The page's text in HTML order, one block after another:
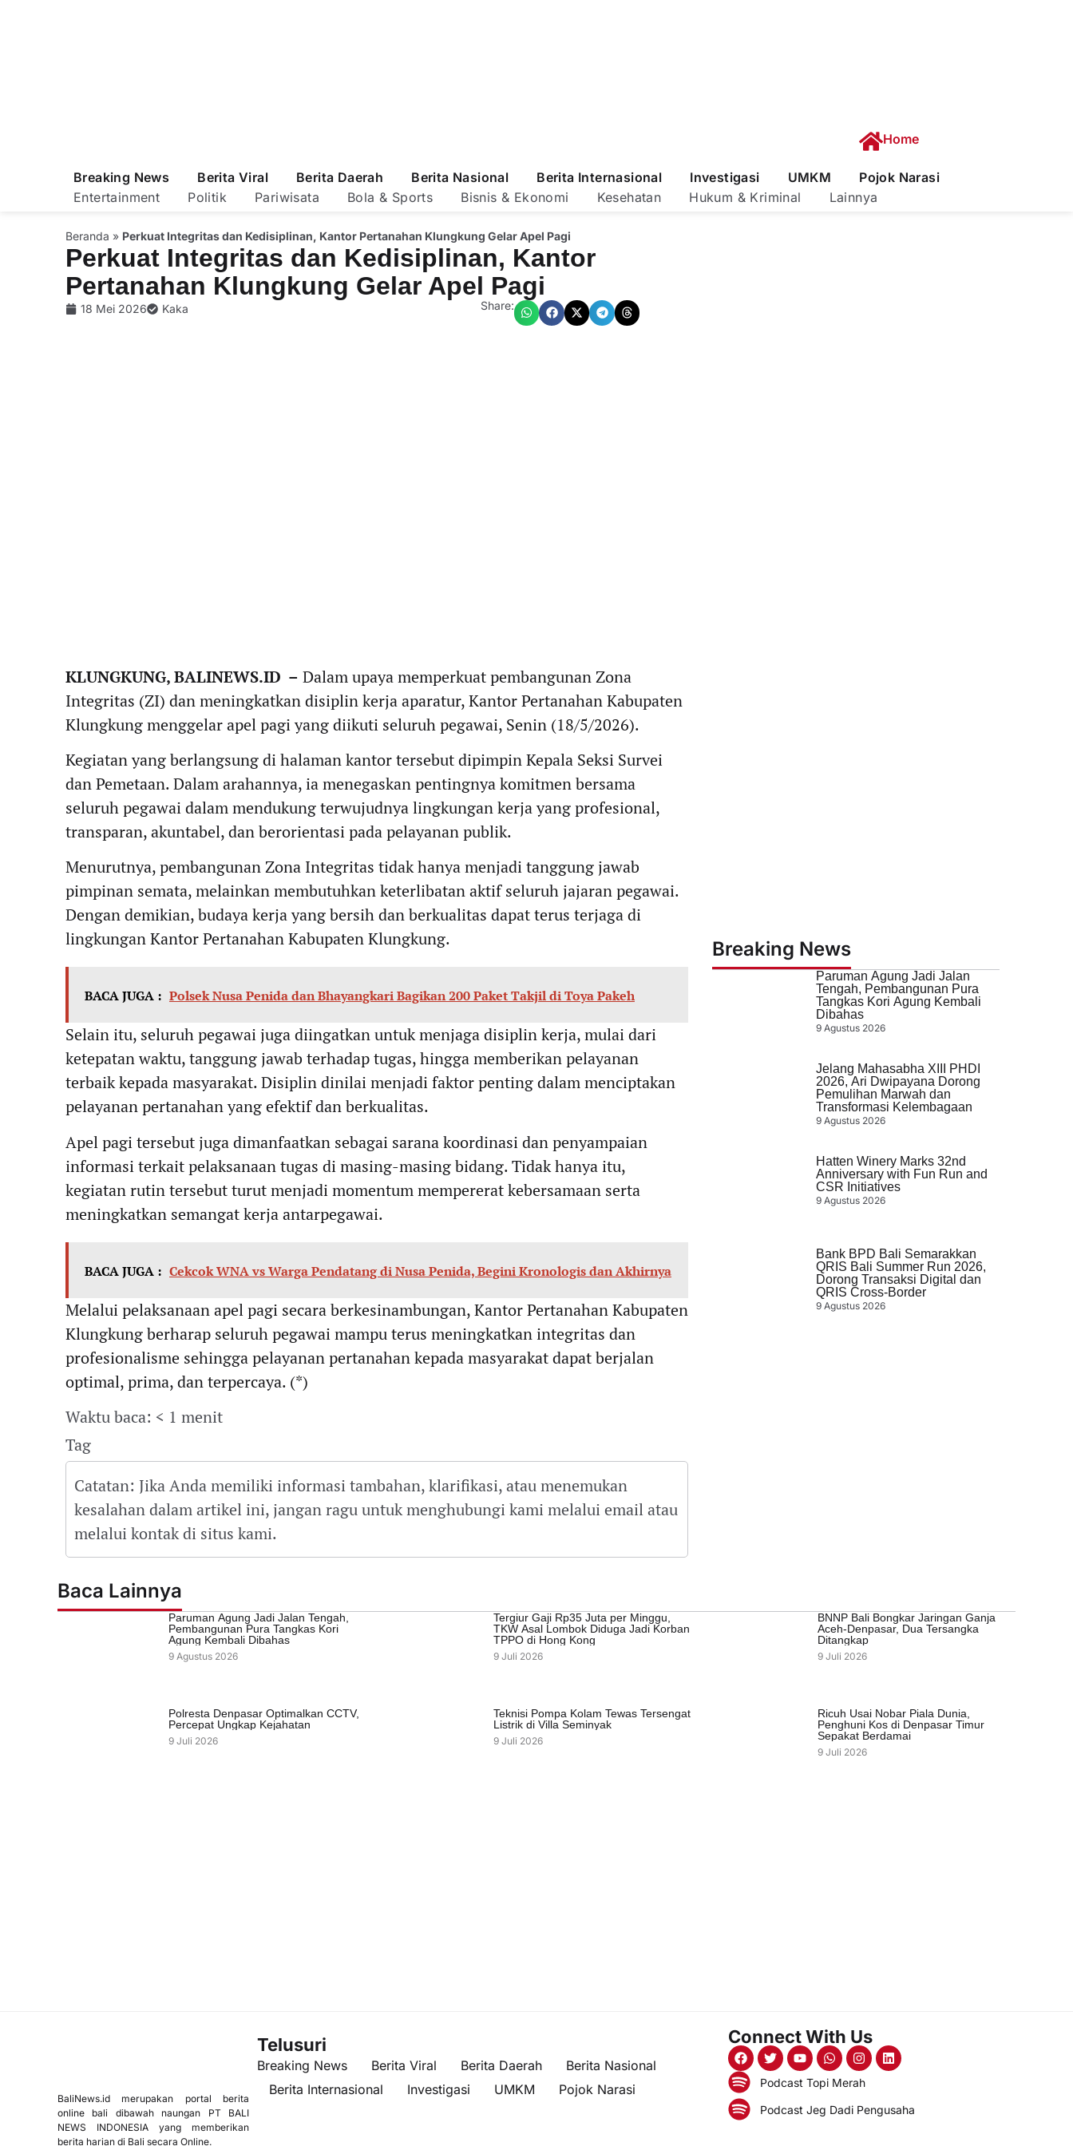
Home
Breaking News Berita Viral Berita Daerah Berita Nasional Berita Internasional Investigasi UMKM
Pojok Narasi
Entertainment
Politik Pariwisata Bola & Sports Bisnis & Ekonomi Kesehatan Hukum & Kriminal Lainnya
Beranda » Perkuat Integritas dan Kedisiplinan, Kantor Pertanahan Klungkung Gelar Apel Pagi
Perkuat Integritas dan Kedisiplinan, Kantor
Pertanahan Klungkung Gelar Apel Pagi
18 Mei 2026 Kaka Share:
KLUNGKUNG, BALINEWS.ID – Dalam upaya memperkuat pembangunan Zona
Integritas (ZI) dan meningkatkan disiplin kerja aparatur, Kantor Pertanahan Kabupaten
Klungkung menggelar apel pagi yang diikuti seluruh pegawai, Senin (18/5/2026).
Kegiatan yang berlangsung di halaman kantor tersebut dipimpin Kepala Seksi Survei
dan Pemetaan. Dalam arahannya, ia menegaskan pentingnya komitmen bersama
seluruh pegawai dalam mendukung terwujudnya lingkungan kerja yang profesional,
transparan, akuntabel, dan berorientasi pada pelayanan publik.
Menurutnya, pembangunan Zona Integritas tidak hanya menjadi tanggung jawab
pimpinan semata, melainkan membutuhkan keterlibatan aktif seluruh jajaran pegawai.
Dengan demikian, budaya kerja yang bersih dan berkualitas dapat terus terjaga di
lingkungan Kantor Pertanahan Kabupaten Klungkung.
BACA JUGA : Polsek Nusa Penida dan Bhayangkari Bagikan 200 Paket Takjil di Toya Pakeh
Selain itu, seluruh pegawai juga diingatkan untuk menjaga disiplin kerja, mulai dari
ketepatan waktu, tanggung jawab terhadap tugas, hingga memberikan pelayanan
terbaik kepada masyarakat. Disiplin dinilai menjadi faktor penting dalam menciptakan
pelayanan pertanahan yang efektif dan berkualitas.
Apel pagi tersebut juga dimanfaatkan sebagai sarana koordinasi dan penyampaian
informasi terkait pelaksanaan tugas di masing-masing bidang. Tidak hanya itu,
kegiatan rutin tersebut turut menjadi momentum mempererat kebersamaan serta
meningkatkan semangat kerja antarpegawai.
BACA JUGA : Cekcok WNA vs Warga Pendatang di Nusa Penida, Begini Kronologis dan Akhirnya
Melalui pelaksanaan apel pagi secara berkesinambungan, Kantor Pertanahan Kabupaten
Klungkung berharap seluruh pegawai mampu terus meningkatkan integritas dan
profesionalisme sehingga pelayanan pertanahan kepada masyarakat dapat berjalan
optimal, prima, dan terpercaya. (*)
Waktu baca: < 1 menit
Tag
Catatan: Jika Anda memiliki informasi tambahan, klarifikasi, atau menemukan
kesalahan dalam artikel ini, jangan ragu untuk menghubungi kami melalui email atau
melalui kontak di situs kami.
Breaking News
Paruman Agung Jadi Jalan
Tengah, Pembangunan Pura
Tangkas Kori Agung Kembali
Dibahas
9 Agustus 2026
Jelang Mahasabha XIII PHDI
2026, Ari Dwipayana Dorong
Pemulihan Marwah dan
Transformasi Kelembagaan
9 Agustus 2026
Hatten Winery Marks 32nd
Anniversary with Fun Run and
CSR Initiatives
9 Agustus 2026
Bank BPD Bali Semarakkan
QRIS Bali Summer Run 2026,
Dorong Transaksi Digital dan
QRIS Cross-Border
9 Agustus 2026
Baca Lainnya
Paruman Agung Jadi Jalan Tengah,
Pembangunan Pura Tangkas Kori
Agung Kembali Dibahas
9 Agustus 2026
Tergiur Gaji Rp35 Juta per Minggu,
TKW Asal Lombok Diduga Jadi Korban
TPPO di Hong Kong
9 Juli 2026
BNNP Bali Bongkar Jaringan Ganja
Aceh-Denpasar, Dua Tersangka
Ditangkap
9 Juli 2026
Polresta Denpasar Optimalkan CCTV,
Percepat Ungkap Kejahatan
9 Juli 2026
Teknisi Pompa Kolam Tewas Tersengat
Listrik di Villa Seminyak
9 Juli 2026
Ricuh Usai Nobar Piala Dunia,
Penghuni Kos di Denpasar Timur
Sepakat Berdamai
9 Juli 2026
BaliNews.id merupakan portal berita
online bali dibawah naungan PT BALI
NEWS INDONESIA yang memberikan
berita harian di Bali secara Online.
Telusuri
Breaking News Berita Viral Berita Daerah
Berita Nasional
Berita Internasional
Investigasi UMKM Pojok Narasi
Connect With Us
Podcast Topi Merah
Podcast Jeg Dadi Pengusaha